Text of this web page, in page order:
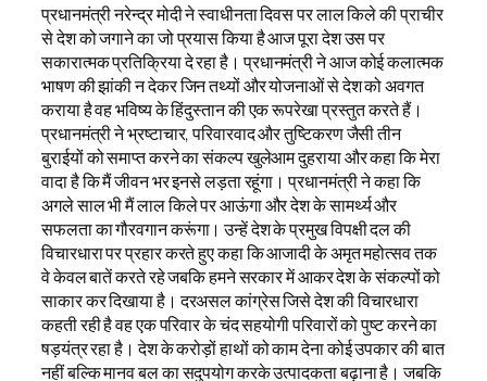
प्रधानमंत्री नरेन्द्र मोदी ने स्वाधीनता दिवस पर लाल किले की प्राचीर
से देश को जगाने का जो प्रयास किया है आज पूरा देश उस पर
सकारात्मक प्रतिक्रिया दे रहा है। प्रधानमंत्री ने आज कोई कलात्मक
भाषण की झांकी न देकर जिन तथ्यों और योजनाओं से देश को अवगत
कराया है वह भविष्य के हिंदुस्तान की एक रूपरेखा प्रस्तुत करते हैं।
प्रधानमंत्री ने भ्रष्टाचार, परिवारवाद और तुष्टिकरण जैसी तीन
बुराईयों को समाप्त करने का संकल्प खुलेआम दुहराया और कहा कि मेरा
वादा है कि मैं जीवन भर इनसे लड़ता रहूंगा। प्रधानमंत्री ने कहा कि
अगले साल भी मैं लाल किले पर आऊंगा और देश के सामर्थ्य और
सफलता का गौरवगान करूंगा। उन्हें देश के प्रमुख विपक्षी दल की
विचारधारा पर प्रहार करते हुए कहा कि आजादी के अमृत महोत्सव तक
वे केवल बातें करते रहे जबकि हमने सरकार में आकर देश के संकल्पों को
साकार कर दिखाया है। दरअसल कांग्रेस जिसे देश की विचारधारा
कहती रही है वह एक परिवार के चंद सहयोगी परिवारों को पुष्ट करने का
षड़यंत्र रहा है। देश के करोड़ों हाथों को काम देना कोई उपकार की बात
नहीं बल्कि मानव बल का सदुपयोग करके उत्पादकता बढ़ाना है। जबकि